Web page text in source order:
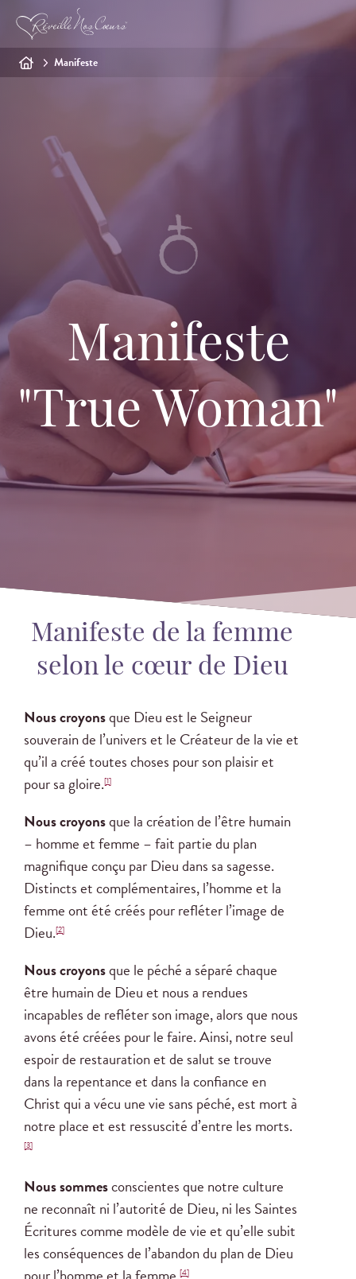
Manifeste
Manifeste
"True Woman"
Manifeste de la femme
selon le cœur de Dieu
Nous croyonsque Dieu est le Seigneur
souverain de l’univers et le Créateur de la vie et
qu’il a créé toutes choses pour son plaisir et
pour sa gloire.[1]
Nous croyonsque la création de l’être humain
– homme et femme – fait partie du plan
magnifique conçu par Dieu dans sa sagesse.
Distincts et complémentaires, l’homme et la
femme ont été créés pour refléter l’image de
Dieu.[2]
Nous croyonsque le péché a séparé chaque
être humain de Dieu et nous a rendues
incapables de refléter son image, alors que nous
avons été créées pour le faire. Ainsi, notre seul
espoir de restauration et de salut se trouve
dans la repentance et dans la confiance en
Christ qui a vécu une vie sans péché, est mort à
notre place et est ressuscité d’entre les morts.
[3]
Nous sommesconscientes que notre culture
ne reconnaît ni l’autorité de Dieu, ni les Saintes
Écritures comme modèle de vie et qu’elle subit
les conséquences de l’abandon du plan de Dieu
[4]